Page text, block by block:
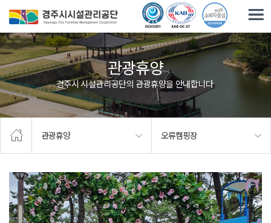
관광휴양
경주시 시설관리공단의 관광휴양을 안내합니다.
관광휴양 오류캠핑장